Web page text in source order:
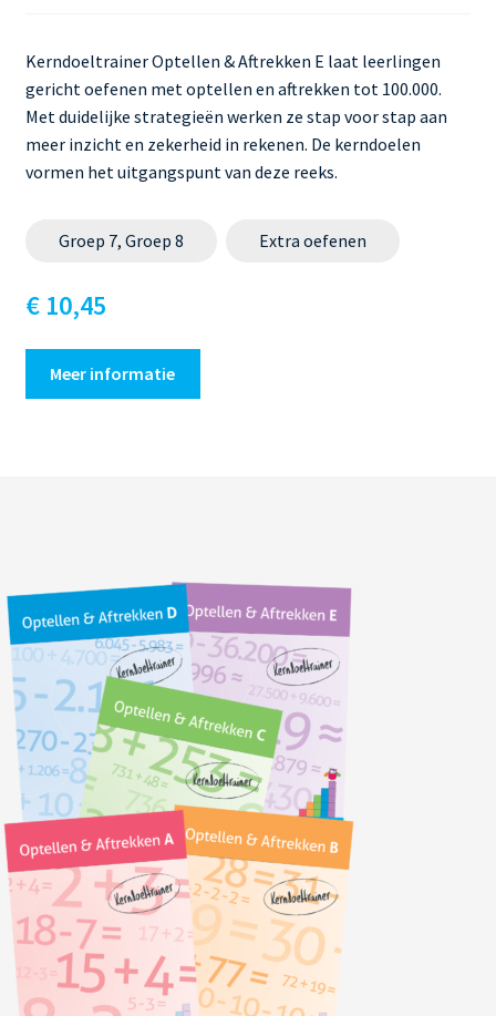
Kerndoeltrainer Optellen & Aftrekken E laat leerlingen
gericht oefenen met optellen en aftrekken tot 100.000.
Met duidelijke strategieën werken ze stap voor stap aan
meer inzicht en zekerheid in rekenen. De kerndoelen
vormen het uitgangspunt van deze reeks.
Groep 7, Groep 8 Extra oefenen
€ 10,45
Meer informatie